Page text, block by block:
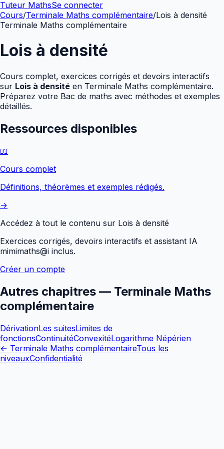
Tuteur MathsSe connecter
Cours/Terminale Maths complémentaire/Lois à densité
Terminale Maths complémentaire
Lois à densité
Cours complet, exercices corrigés et devoirs interactifs
sur Lois à densité en Terminale Maths complémentaire.
Préparez votre Bac de maths avec méthodes et exemples
détaillés.
Ressources disponibles
📖
Cours complet
Définitions, théorèmes et exemples rédigés.
→
Accédez à tout le contenu sur Lois à densité
Exercices corrigés, devoirs interactifs et assistant IA
mimimaths@i inclus.
Créer un compte
Autres chapitres — Terminale Maths
complémentaire
DérivationLes suitesLimites de
fonctionsContinuitéConvexitéLogarithme Népérien
← Terminale Maths complémentaireTous les
niveauxConfidentialité